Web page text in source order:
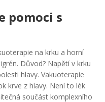
pomoci s
na krku a horní
Důvod? Napětí v krku
hlavy. Vakuoterapie
krve z hlavy. Není to lék
součást komplexního